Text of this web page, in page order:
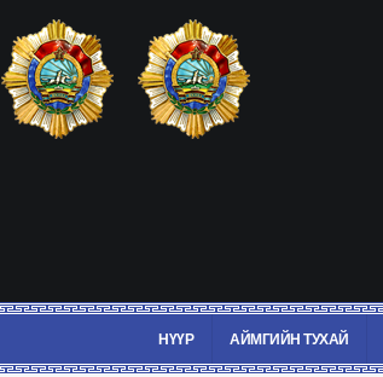
НҮҮР АЙМГИЙН ТУХАЙ